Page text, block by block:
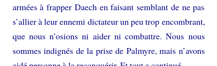
armées à frapper Daech en faisant semblant de ne pas
s’allier à leur ennemi dictateur un peu trop encombrant,
que nous n’osions ni aider ni combattre. Nous nous
sommes indignés de la prise de Palmyre, mais n’avons